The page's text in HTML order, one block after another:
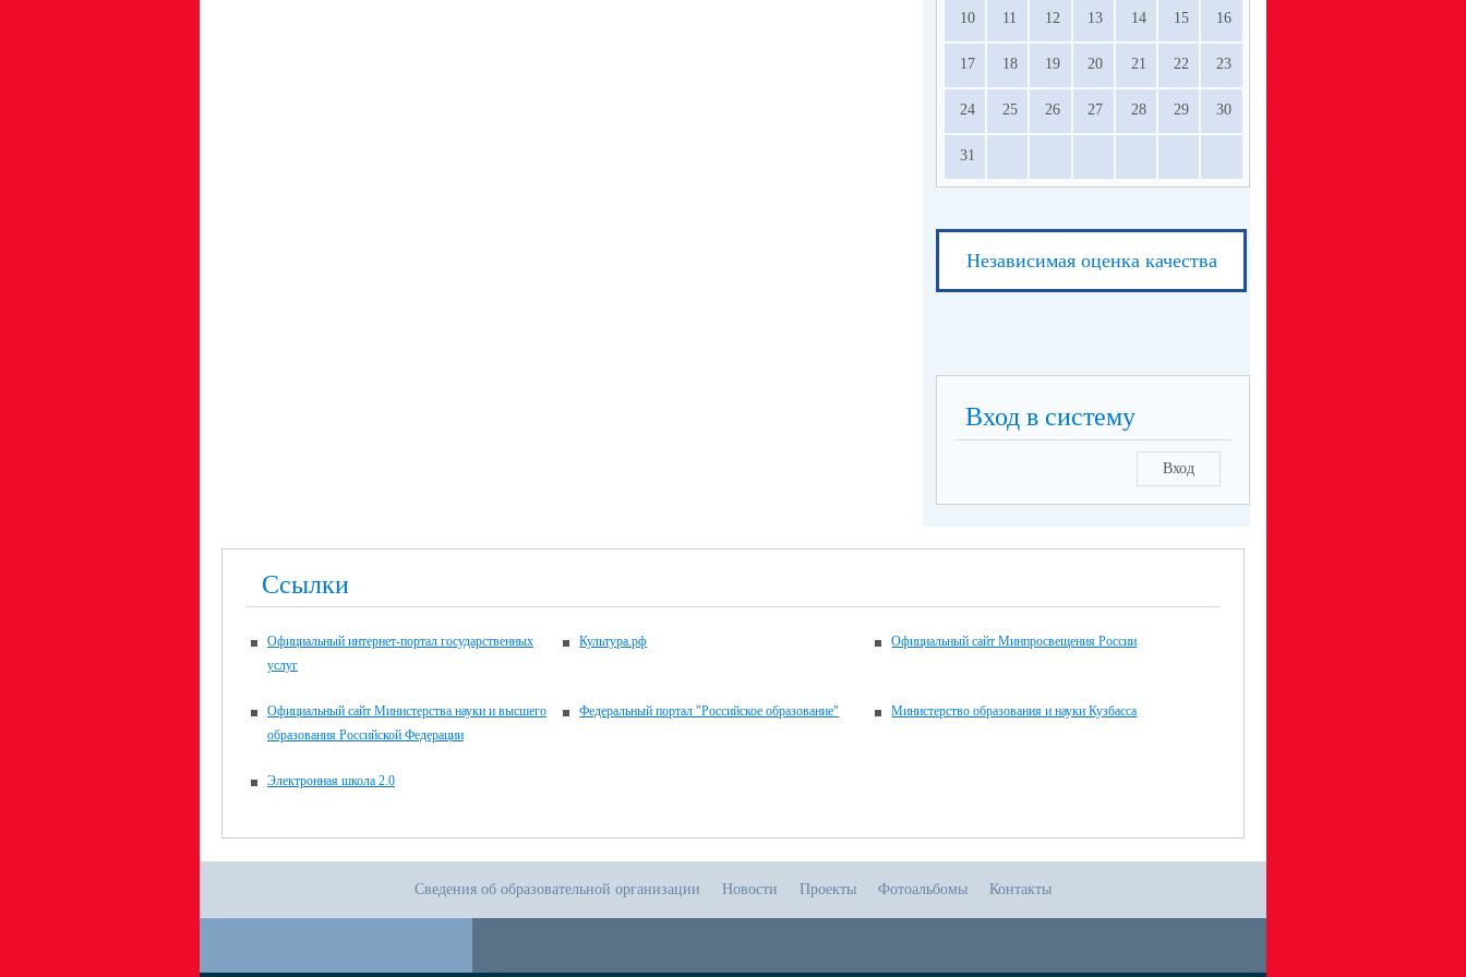
10 11 12 13 14 15 16
17 18 19 20 21 22 23
24 25 26 27 28 29 30
31
Независимая оценка качества
Вход в систему
Вход
Ссылки
Официальный интернет-портал государственных
услуг
Культура.рф Официальный сайт Минпросвещения России
Официальный сайт Министерства науки и высшего
образования Российской Федерации
Федеральный портал "Российское образование" Министерство образования и науки Кузбасса
Электронная школа 2.0
Сведения об образовательной организации Новости Проекты Фотоальбомы Контакты